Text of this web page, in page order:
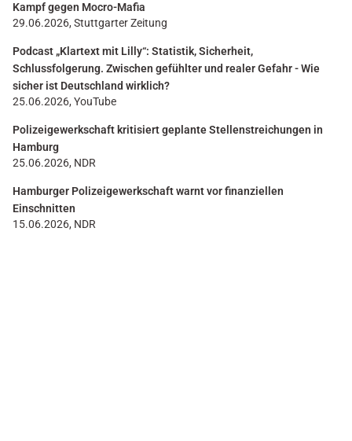
Kampf gegen Mocro-Mafia
29.06.2026, Stuttgarter Zeitung
Podcast „Klartext mit Lilly“: Statistik, Sicherheit,
Schlussfolgerung. Zwischen gefühlter und realer Gefahr - Wie
sicher ist Deutschland wirklich?
25.06.2026, YouTube
Polizeigewerkschaft kritisiert geplante Stellenstreichungen in
Hamburg
25.06.2026, NDR
Hamburger Polizeigewerkschaft warnt vor finanziellen
Einschnitten
15.06.2026, NDR